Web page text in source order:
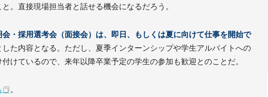
と。直接現場担当者と話せる機会になるだろう。
・採用選考会（面接会）は、即日、もしくは夏に向けて仕事を開始で
した内容となる。ただし、夏季インターンシップや学生アルバイトへの
けているので、来年以降卒業予定の学生の参加も歓迎とのことだ。
。